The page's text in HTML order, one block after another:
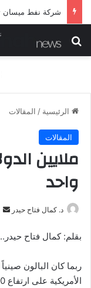
بحث عن
الرئيسية / المقالات
المقالات
ملايين
واحد
د. كمال فتاح حيدر
بقلم: كمال فتاح حيدر..
ربما كان البالون